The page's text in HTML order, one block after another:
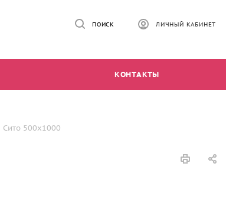
ЛИЧНЫЙ КАБИНЕТ
ПОИСК
КОНТАКТЫ
Сито 500х1000